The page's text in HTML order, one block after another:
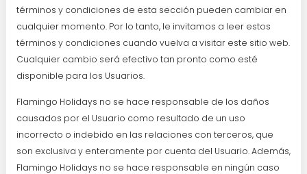
términos y condiciones de esta sección pueden cambiar en
cualquier momento. Por lo tanto, le invitamos a leer estos
términos y condiciones cuando vuelva a visitar este sitio web.
Cualquier cambio será efectivo tan pronto como esté
disponible para los Usuarios.
Flamingo Holidays no se hace responsable de los daños
causados por el Usuario como resultado de un uso
incorrecto o indebido en las relaciones con terceros, que
son exclusiva y enteramente por cuenta del Usuario. Además,
Flamingo Holidays no se hace responsable en ningún caso